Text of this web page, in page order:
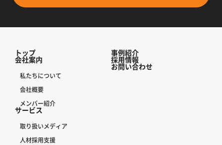
トップ
会社案内
私たちについて
会社概要
メンバー紹介
サービス
取り扱いメディア
人材採用支援
事例紹介
採用情報
お問い合わせ